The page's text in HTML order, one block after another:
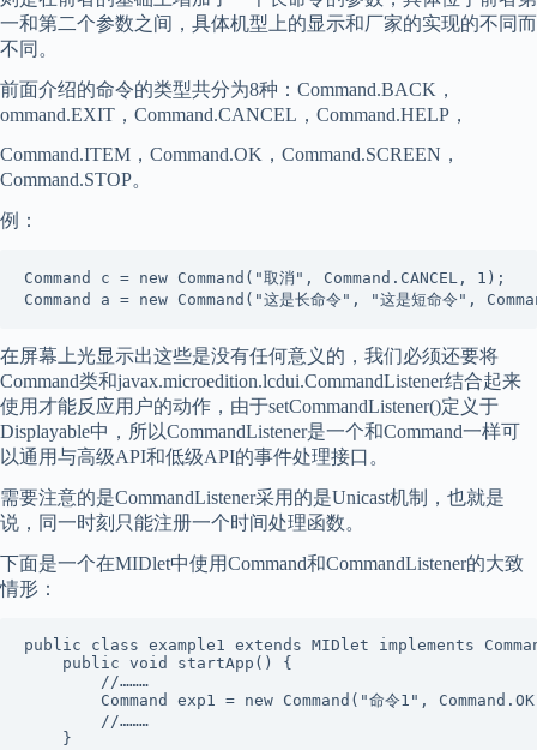
一和第二个参数之间，具体机型上的显示和厂家的实现的不同而
不同。
前面介绍的命令的类型共分为8种：Command.BACK，
ommand.EXIT，Command.CANCEL，Command.HELP，
Command.ITEM，Command.OK，Command.SCREEN，
Command.STOP。
例：
Command c = new Command("取消", Command.CANCEL, 1);
Command a = new Command("这是长命令", "这是短命令",
在屏幕上光显示出这些是没有任何意义的，我们必须还要将
Command类和javax.microedition.lcdui.CommandListener结合起来
使用才能反应用户的动作，由于setCommandListener()定义于
Displayable中，所以CommandListener是一个和Command一样可
以通用与高级API和低级API的事件处理接口。
需要注意的是CommandListener采用的是Unicast机制，也就是
说，同一时刻只能注册一个时间处理函数。
下面是一个在MIDlet中使用Command和CommandListener的大致
情形：
public class example1 extends MIDlet implements
    public void startApp() {
        //………
Command exp1 = new Command("命令1",
        //………
    }